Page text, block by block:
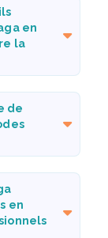
en
la
de
en